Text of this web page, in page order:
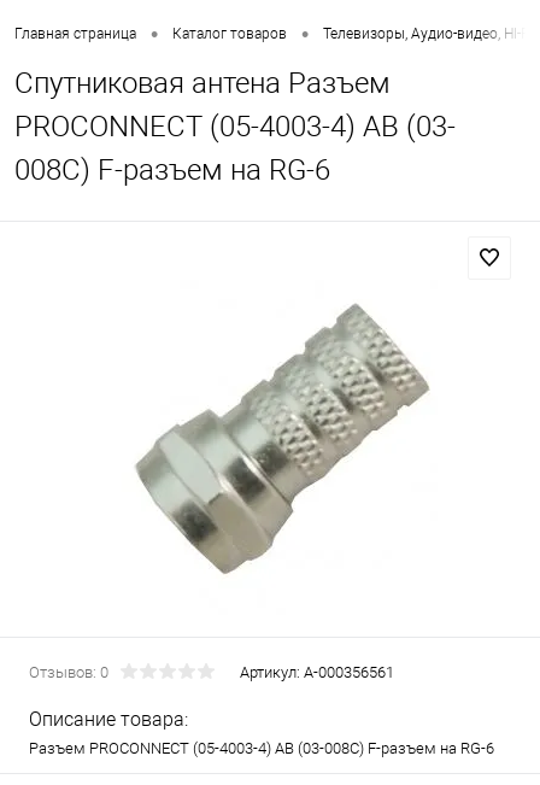
Главная страница • Каталог товаров • Телевизоры, Аудио-видео, HI-FI
Спутниковая антена Разъем
PROCONNECT (05-4003-4) AB (03-
008C) F-разъем на RG-6
Отзывов: 0 Артикул: А-000356561
Описание товара:
Разъем PROCONNECT (05-4003-4) AB (03-008C) F-разъем на RG-6